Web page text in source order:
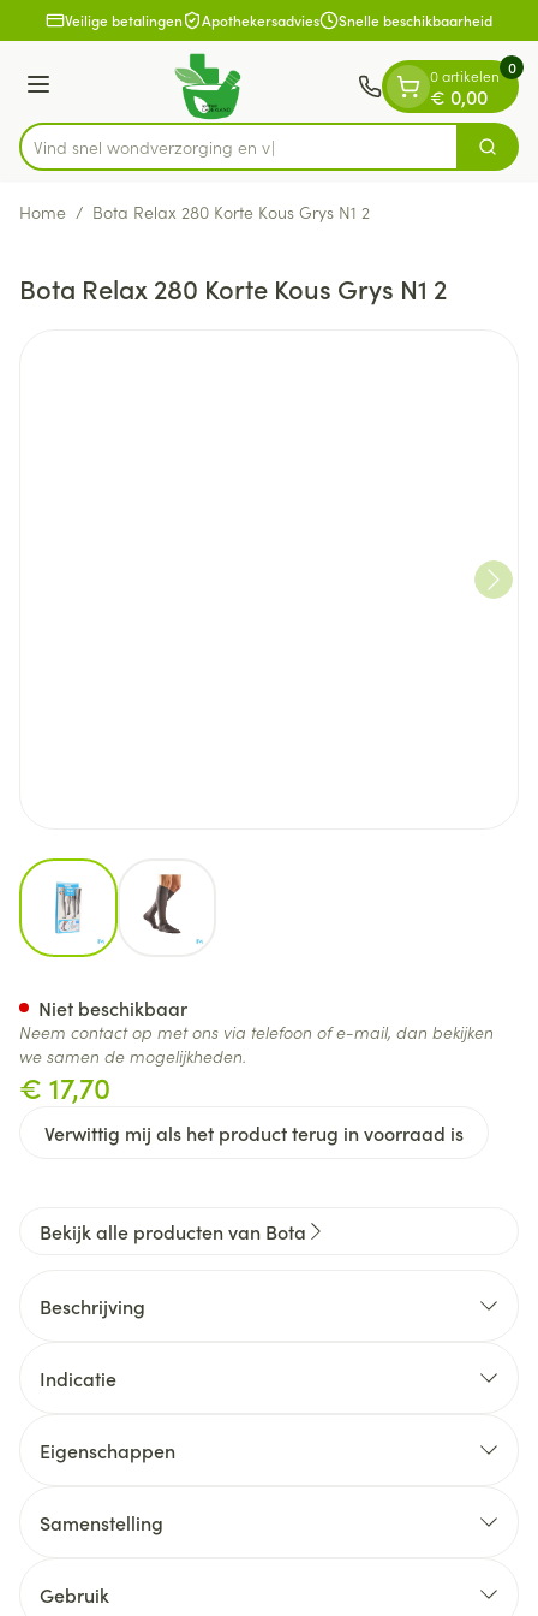
Ga naar de inhoud
1 van 1Veilige betalingen Apothekersadvies Snelle beschikbaarheid
Menu
Product, merk, categorie...
Vind snel wondverzorgi Zoek
0 artikelen
€ 0,00
0
Home / Bota Relax 280 Korte Kous Grys N1 2
Bota Relax 280 Korte Kous Grys N1 2
View larger imageView larger image
€ 17,70
Verwittig mij als het product terug in voorraad is
Niet beschikbaar
Neem contact op met ons via telefoon of e-mail, dan bekijken
we samen de mogelijkheden.
Bekijk alle producten van Bota
Beschrijving
Indicatie
Eigenschappen
lange afstandsreizen
Ze benaderen sterk een FIJNE STADSKOUS.
Samenstelling
Gebruik